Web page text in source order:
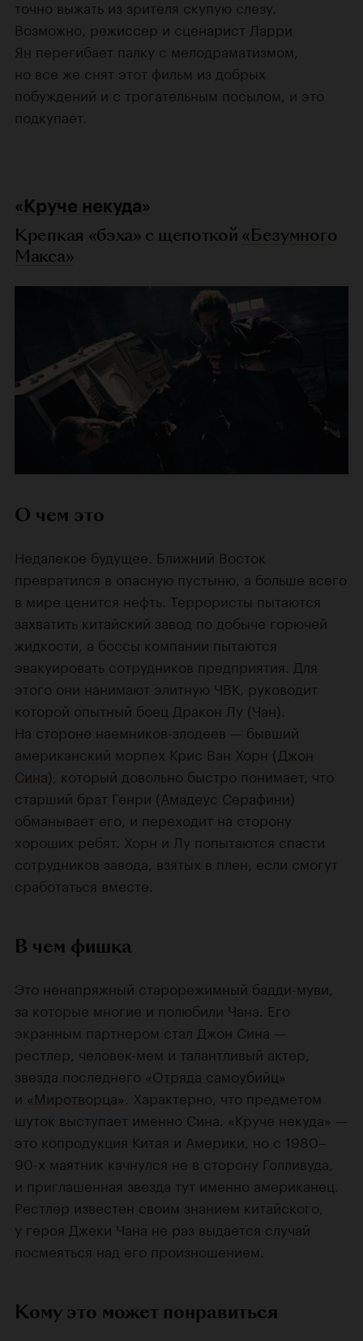
точно выжать из зрителя скупую слезу.
Возможно, режиссер и сценарист Ларри
Ян перегибает палку с мелодраматизмом,
но все же снят этот фильм из добрых
побуждений и с трогательным посылом, и это
подкупает.
«Круче некуда»
Крепкая «бэха» с щепоткой «Безумного
Макса»
О чем это
Недалекое будущее. Ближний Восток
превратился в опасную пустыню, а больше всего
в мире ценится нефть. Террористы пытаются
захватить китайский завод по добыче горючей
жидкости, а боссы компании пытаются
эвакуировать сотрудников предприятия. Для
этого они нанимают элитную ЧВК, руководит
которой опытный боец Дракон Лу (Чан).
На стороне наемников-злодеев — бывший
американский морпех Крис Ван Хорн (Джон
Сина), который довольно быстро понимает, что
старший брат Генри (Амадеус Серафини)
обманывает его, и переходит на сторону
хороших ребят. Хорн и Лу попытаются спасти
сотрудников завода, взятых в плен, если смогут
сработаться вместе.
В чем фишка
Это ненапряжный старорежимный бадди-муви,
за которые многие и полюбили Чана. Его
экранным партнером стал Джон Сина —
рестлер, человек-мем и талантливый актер,
звезда последнего «Отряда самоубийц»
и «Миротворца» . Характерно, что предметом
шуток выступает именно Сина. «Круче некуда» —
это копродукция Китая и Америки, но с 1980–
90-х маятник качнулся не в сторону Голливуда,
и приглашенная звезда тут именно американец.
Рестлер известен своим знанием китайского,
у героя Джеки Чана не раз выдается случай
посмеяться над его произношением.
Кому это может понравиться